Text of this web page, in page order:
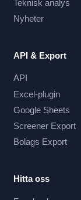
Teknisk analys
Nyheter
API & Export
API
Excel-plugin
Google Sheets
Screener Export
Bolags Export
Hitta oss